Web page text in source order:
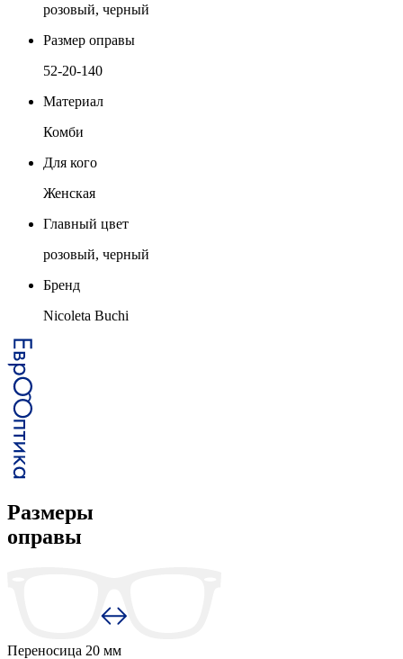
розовый, черный
Размер оправы
52-20-140
Материал
Комби
Для кого
Женская
Главный цвет
розовый, черный
Бренд
Nicoleta Buchi
Размеры
оправы
Переносица 20 мм